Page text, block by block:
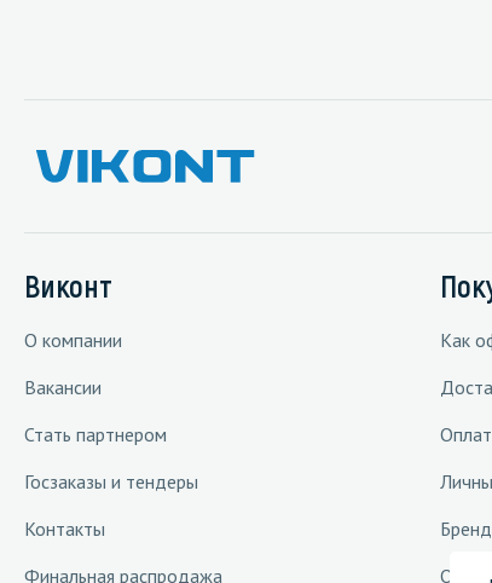
Виконт
О компании
Вакансии
Стать партнером
Госзаказы и тендеры
Контакты
Финальная распродажа
Как